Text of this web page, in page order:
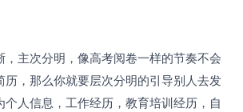
主次分明，像高考阅卷一样的节奏不会
历，那么你就要层次分明的引导别人去发
人信息，工作经历，教育培训经历，自